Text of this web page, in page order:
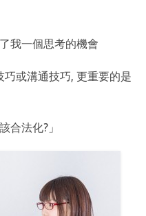
我一個思考的機會
或溝通技巧, 更重要的是
合法化?」